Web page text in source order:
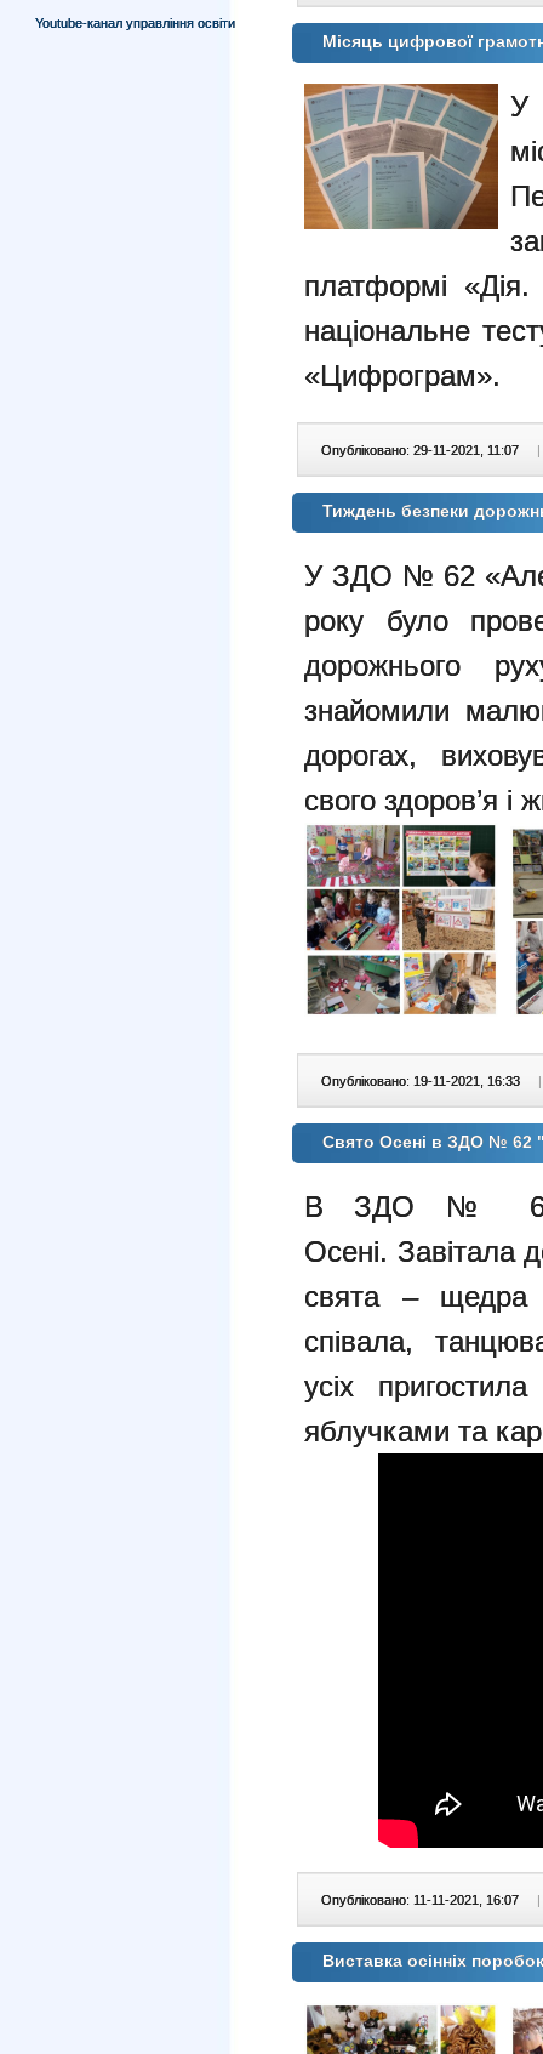
Youtube-канал управління освіти
Місяць цифрової
У
платформі
національне
«Цифрограм».
Опубліковано: 29-11-2021, 11:07 |
Тиждень безпеки
У ЗДО № 62
року було
дорожнього
знайомили
дорогах,
свого здоров’я і
Опубліковано: 19-11-2021, 16:33 |
Свято Осені в ЗДО № 62
В ЗДО № 62
Осені. Завітала
свята – щедра
співала,
усіх
яблучками та
Опубліковано: 11-11-2021, 16:07 |
Виставка осінніх